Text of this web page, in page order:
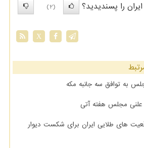
را پسندیدید؟
(2)
X
به توافق سه جانبه مکه
مجلس هفته آتی
های طلایی ایران برای شکست دیوار